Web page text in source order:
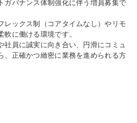
ガバナンス体制強化に伴う増員募集で
レックス制（コアタイムなし）やリモ
に働ける環境です。
社員に誠実に向き合い、円滑にコミュ
、正確かつ緻密に業務を進められる方